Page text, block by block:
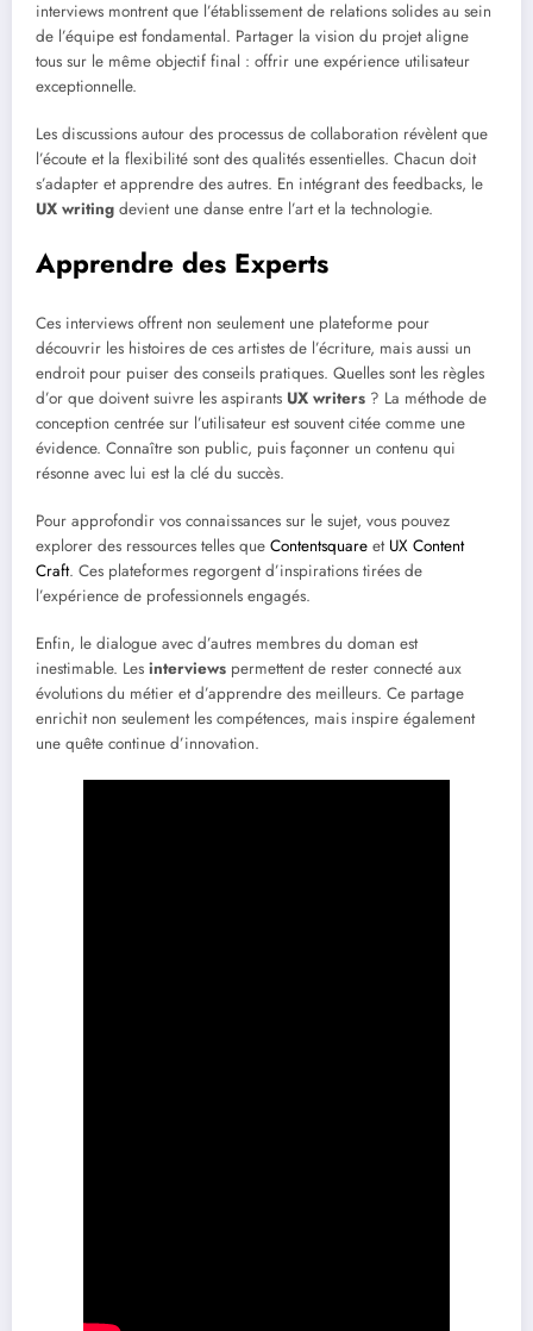
interviews montrent que l’établissement de relations solides au sein
de l’équipe est fondamental. Partager la vision du projet aligne
tous sur le même objectif final : offrir une expérience utilisateur
exceptionnelle.
Les discussions autour des processus de collaboration révèlent que
l’écoute et la flexibilité sont des qualités essentielles. Chacun doit
s’adapter et apprendre des autres. En intégrant des feedbacks, le
UX writing devient une danse entre l’art et la technologie.
Apprendre des Experts
Ces interviews offrent non seulement une plateforme pour
découvrir les histoires de ces artistes de l’écriture, mais aussi un
endroit pour puiser des conseils pratiques. Quelles sont les règles
d’or que doivent suivre les aspirants UX writers ? La méthode de
conception centrée sur l’utilisateur est souvent citée comme une
évidence. Connaître son public, puis façonner un contenu qui
résonne avec lui est la clé du succès.
Pour approfondir vos connaissances sur le sujet, vous pouvez
explorer des ressources telles que Contentsquare et UX Content
Craft. Ces plateformes regorgent d’inspirations tirées de
l’expérience de professionnels engagés.
Enfin, le dialogue avec d’autres membres du doman est
inestimable. Les interviews permettent de rester connecté aux
évolutions du métier et d’apprendre des meilleurs. Ce partage
enrichit non seulement les compétences, mais inspire également
une quête continue d’innovation.